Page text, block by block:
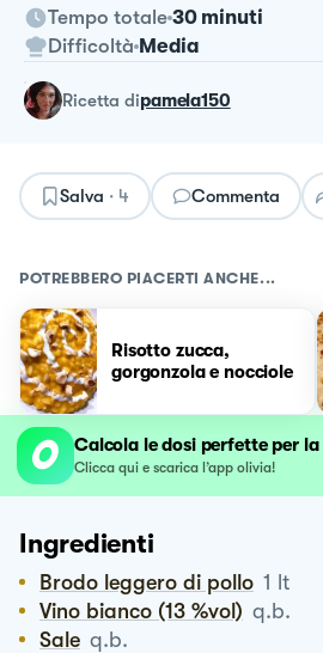
Tempo totale 30 minuti
Difficoltà Media
ricetta dipamela150
Salva · 4 Commenta
POTREBBERO PIACERTI ANCHE...
Risotto zucca,
gorgonzola e nocciole
Calcola le dosi perfette per
Clicca qui e scarica l’app olivia!
Ingredienti
Brodo leggero di pollo 1 lt
Vino bianco (13 %vol) q.b.
Sale q.b.